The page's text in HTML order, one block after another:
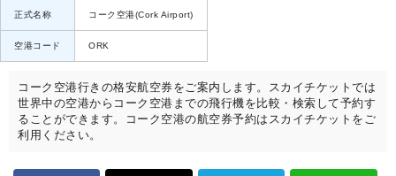
正式名称 コーク空港(Cork Airport)
空港コード ORK
コーク空港行きの格安航空券をご案内します。スカイチケットでは
世界中の空港からコーク空港までの飛行機を比較・検索して予約す
ることができます。コーク空港の航空券予約はスカイチケットをご
利用ください。